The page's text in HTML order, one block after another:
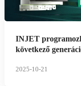
INJET
következő
2025-10-21